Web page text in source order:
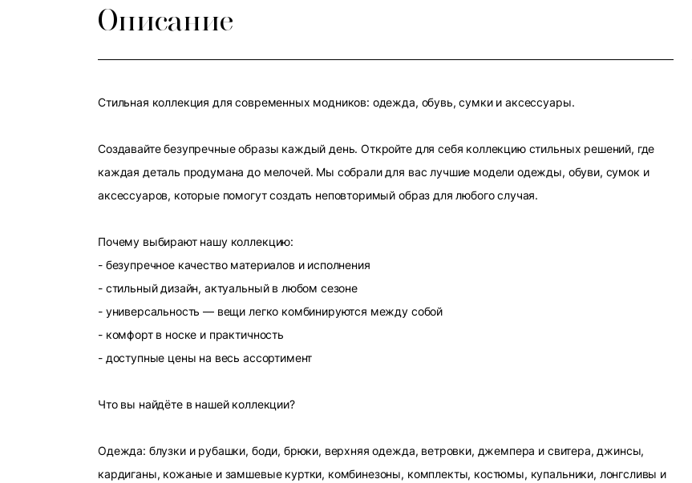
Описание
Стильная коллекция для современных модников: одежда, обувь, сумки и аксессуары.
Создавайте безупречные образы каждый день. Откройте для себя коллекцию стильных решений, где
каждая деталь продумана до мелочей. Мы собрали для вас лучшие модели одежды, обуви, сумок и
аксессуаров, которые помогут создать неповторимый образ для любого случая.
Почему выбирают нашу коллекцию:
- безупречное качество материалов и исполнения
- стильный дизайн, актуальный в любом сезоне
- универсальность — вещи легко комбинируются между собой
- комфорт в носке и практичность
- доступные цены на весь ассортимент
Что вы найдёте в нашей коллекции?
Одежда: блузки и рубашки, боди, брюки, верхняя одежда, ветровки, джемпера и свитера, джинсы,
кардиганы, кожаные и замшевые куртки, комбинезоны, комплекты, костюмы, купальники, лонгсливы и